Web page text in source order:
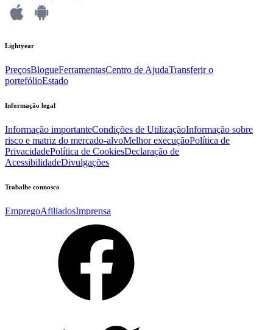
Lightyear
PreçosBlogueFerramentasCentro de AjudaTransferir o
portefólioEstado
Informação legal
Informação importanteCondições de UtilizaçãoInformação sobre
risco e matriz do mercado-alvoMelhor execuçãoPolítica de
PrivacidadePolítica de CookiesDeclaração de
AcessibilidadeDivulgações
Trabalhe connosco
EmpregoAfiliadosImprensa